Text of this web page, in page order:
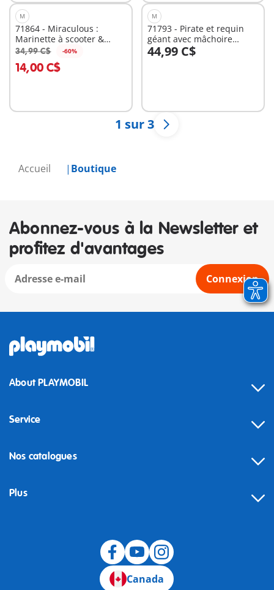
Accueil Boutique
M
71864 - Miraculous :
Marinette à scooter &
Kagami
34,99 C$ -60%
14,00 C$
Au panier
M
71793 - Pirate et requin
géant avec mâchoire
articulée
44,99 C$
Au panier
1 sur 3
Abonnez-vous à la Newsletter et
profitez d'avantages
Connexion
About PLAYMOBIL
Service
Nos catalogues
Plus
Canada